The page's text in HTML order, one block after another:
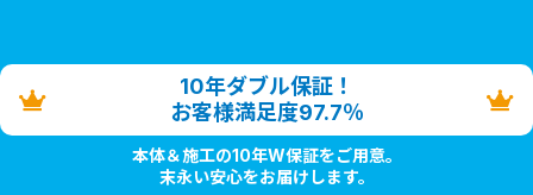
10年ダブル保証！
お客様満足度97.7％
本体＆施工の10年W保証をご用意。
末永い安心をお届けします。